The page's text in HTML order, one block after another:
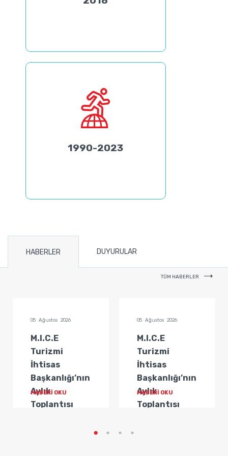
1990-2023
HABERLER DUYURULAR
TÜM HABERLER
05 Ağustos 2026
M.I.C.E
Turizmi
İhtisas
Başkanlığı’nın
Aylık
Toplantısı
HABERİ OKU
05 Ağustos 2026
M.I.C.E
Turizmi
İhtisas
Başkanlığı’nın
Aylık
Toplantısı
HABERİ OKU